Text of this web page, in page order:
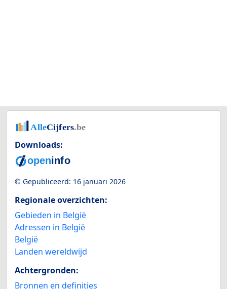
Downloads:
© Gepubliceerd: 16 januari 2026
Regionale overzichten:
Gebieden in België
Adressen in België
België
Landen wereldwijd
Achtergronden:
Bronnen en definities